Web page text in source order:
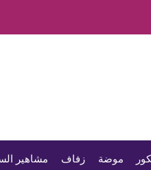
موضة زفاف مشاهير